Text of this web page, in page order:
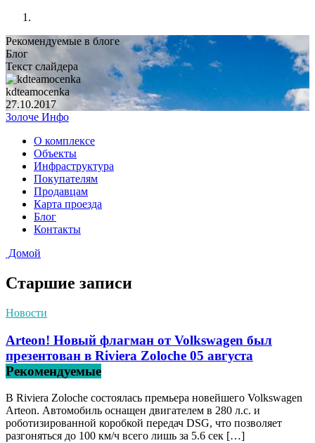
Рекомендуемые в блоге
Блог
Текст слайдера
kdteamocenka
27.10.2017
Золоче Инфо
О комплексе
Объекты
Инфраструктура
Покупателям
Продавцам
Карта проезда
Блог
Контакты
Домой
Старшие записи
Новости
Arteon! Новый флагман от Volkswagen был
презентован в Riviera Zoloche 05 августа
Рекомендуемые
В Riviera Zoloche состоялась премьера новейшего Volkswagen
Arteon. Автомобиль оснащен двигателем в 280 л.с. и
роботизированной коробкой передач DSG, что позволяет
разгоняться до 100 км/ч всего лишь за 5.6 сек […]